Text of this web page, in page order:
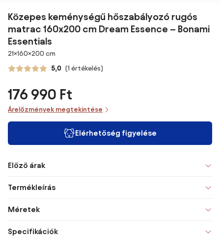
Közepes keménységű hőszabályozó rugós
matrac 160x200 cm Dream Essence – Bonami
Essentials
Méretek
21×160×200 cm
5,0 (1 értékelés)
176 990 Ft
Árelőzmények megtekintése
Elérhetőség figyelése
Előző árak
Termékleírás
Méretek
Specifikációk